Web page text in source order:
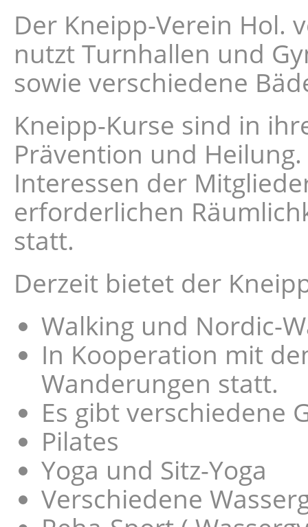
Der Kneipp-Verein Hol.
nutzt Turnhallen und
sowie verschiedene
Kneipp-Kurse sind in
Prävention und
Interessen der
erforderlichen
statt.
Derzeit bietet der
Walking und Nordic-
In Kooperation mit
Wanderungen statt.
Es gibt verschiedene
Pilates
Yoga und Sitz-Yoga
Verschiedene